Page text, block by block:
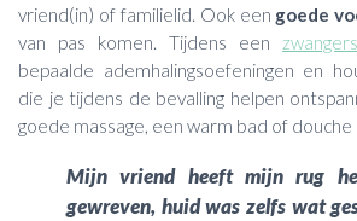
vriend(in) of familielid. Ook een goede
van pas komen. Tijdens een
bepaalde ademhalingsoefeningen en
die je tijdens de bevalling helpen
goede massage, een warm bad of
Mijn vriend heeft mijn rug
gewreven, huid was zelfs wat